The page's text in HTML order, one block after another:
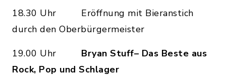
18.30 Uhr Eröffnung mit Bieranstich
durch den Oberbürgermeister
19.00 Uhr Bryan Stuff– Das Beste aus
Rock, Pop und Schlager